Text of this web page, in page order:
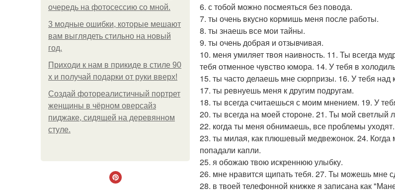
очередь на фотосессию со мной.
3 модные ошибки, которые мешают
вам выглядеть стильно на новый
год.
Приходи к нам в прикиде в стиле 90
х и получай подарки от руки вверх!
Создай фотореалистичный портрет
женщины в чёрном оверсайз
пиджаке, сидящей на деревянном
стуле.
6. с тобой можно посмеяться без повода.
7. ты очень вкусно кормишь меня после работы.
8. ты знаешь все мои тайны.
9. ты очень добрая и отзывчивая.
10. меня умиляет твоя наивность. 11. Ты всегда
тебя отменное чувство юмора. 14. У тебя в
15. ты часто делаешь мне сюрпризы. 16. У тебя
17. ты ревнуешь меня к другим подругам.
18. ты всегда считаешься с моим мнением. 19. У
20. ты всегда на моей стороне. 21. Ты мой светлый
22. когда ты меня обнимаешь, все проблемы уходят.
23. ты милая, как плюшевый медвежонок. 24.
попадали капли.
25. я обожаю твою искреннюю улыбку.
26. мне нравится щипать тебя. 27. Ты можешь мне
28. в твоей телефонной книжке я записана как